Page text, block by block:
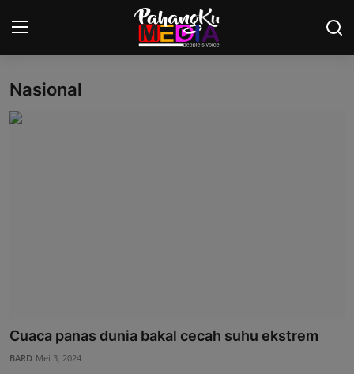
Laman Utama
AOK Tahu Tak!
Nasional
Cuaca panas dunia bakal cecah suhu ekstrem
BARD Mei 3, 2024